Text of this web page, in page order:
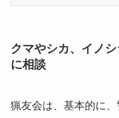
クマやシカ、イノ
に相談
猟友会は、基本的に